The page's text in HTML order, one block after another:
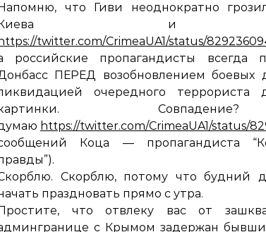
что Гиви неоднократно
и
https://twitter.com/CrimeaUA1/status/
российские пропагандисты всегда
ПЕРЕД возобновлением боевых
очередного террориста
https://twitter.com/CrimeaUA1/status/
Коца — пропагандиста
Скорблю, потому что будний
праздновать прямо с утра.
что отвлеку вас от
с Крымом задержан